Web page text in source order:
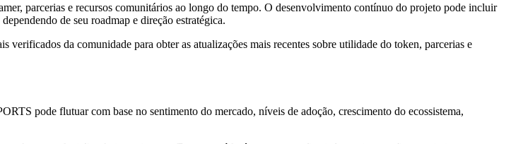
parcerias e recursos comunitários ao longo do tempo. O desenvolvimento contínuo do projeto pode incluir
de seu roadmap e direção estratégica.
da comunidade para obter as atualizações mais recentes sobre utilidade do token, parcerias e
pode flutuar com base no sentimento do mercado, níveis de adoção, crescimento do ecossistema,